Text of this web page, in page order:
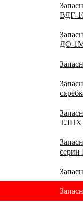
ВДГ-
ДО-
ТЛПХ